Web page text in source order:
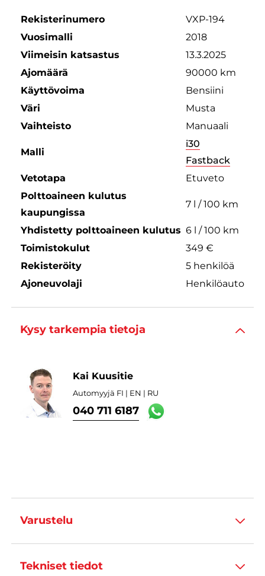
Rekisterinumero
VXP-194
Vuosimalli
2018
Viimeisin katsastus
13.3.2025
Ajomäärä
90000 km
Käyttövoima
Bensiini
Väri
Musta
Vaihteisto
Manuaali
Malli
i30
Fastback
Vetotapa
Etuveto
Polttoaineen kulutus
kaupungissa
7 l / 100 km
Yhdistetty polttoaineen kulutus 6 l / 100 km
Toimistokulut
349 €
Rekisteröity
5 henkilöä
Ajoneuvolaji
Henkilöauto
Kysy tarkempia tietoja
Kai Kuusitie
Automyyjä FI | EN | RU
040 711 6187
Varustelu
Tekniset tiedot